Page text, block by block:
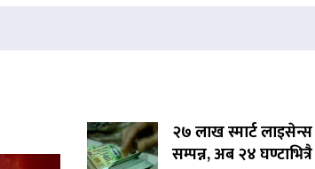
२७ लाख स्मार्ट
सम्पन्न, अब २४